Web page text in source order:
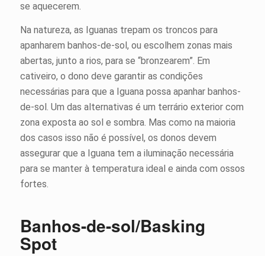
se aquecerem.
Na natureza, as Iguanas trepam os troncos para
apanharem banhos-de-sol, ou escolhem zonas mais
abertas, junto a rios, para se “bronzearem”. Em
cativeiro, o dono deve garantir as condições
necessárias para que a Iguana possa apanhar banhos-
de-sol. Um das alternativas é um terrário exterior com
zona exposta ao sol e sombra. Mas como na maioria
dos casos isso não é possível, os donos devem
assegurar que a Iguana tem a iluminação necessária
para se manter à temperatura ideal e ainda com ossos
fortes.
Banhos-de-sol/Basking
Spot